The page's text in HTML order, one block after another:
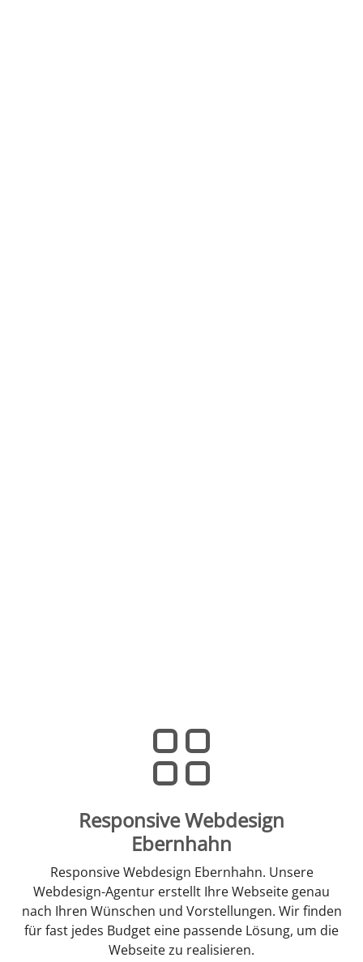
Responsive Webdesign
Ebernhahn
Responsive Webdesign Ebernhahn. Unsere
Webdesign-Agentur erstellt Ihre Webseite genau
nach Ihren Wünschen und Vorstellungen. Wir finden
für fast jedes Budget eine passende Lösung, um die
Webseite zu realisieren.